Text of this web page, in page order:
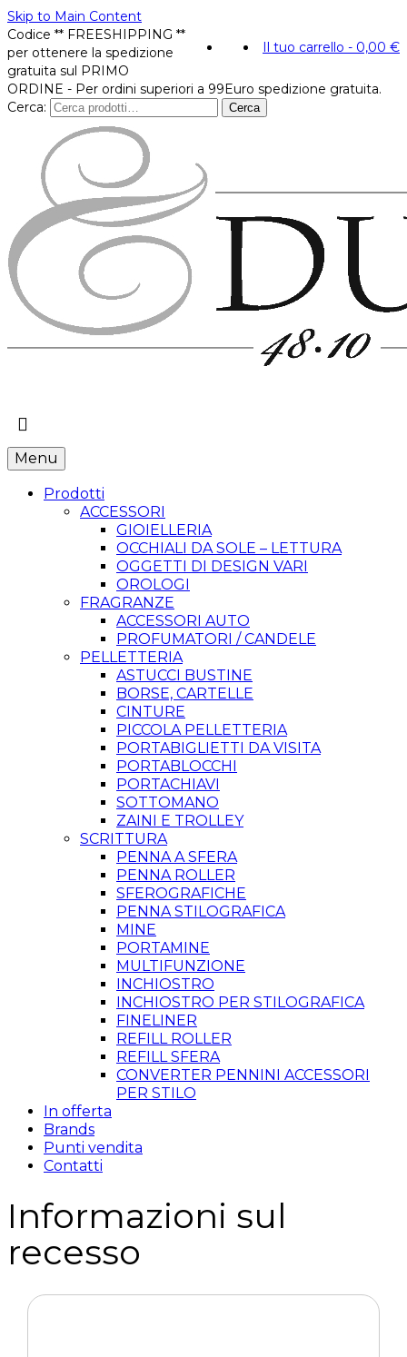
Skip to Main Content
Il tuo carrello - 0,00 €
Codice ** FREESHIPPING **
per ottenere la spedizione
gratuita sul PRIMO
ORDINE - Per ordini superiori a 99Euro spedizione gratuita.
Cerca:
Cerca
Menu
Prodotti
ACCESSORI
GIOIELLERIA
OCCHIALI DA SOLE – LETTURA
OGGETTI DI DESIGN VARI
OROLOGI
FRAGRANZE
ACCESSORI AUTO
PROFUMATORI / CANDELE
PELLETTERIA
ASTUCCI BUSTINE
BORSE, CARTELLE
CINTURE
PICCOLA PELLETTERIA
PORTABIGLIETTI DA VISITA
PORTABLOCCHI
PORTACHIAVI
SOTTOMANO
ZAINI E TROLLEY
SCRITTURA
PENNA A SFERA
PENNA ROLLER
SFEROGRAFICHE
PENNA STILOGRAFICA
MINE
PORTAMINE
MULTIFUNZIONE
INCHIOSTRO
INCHIOSTRO PER STILOGRAFICA
FINELINER
REFILL ROLLER
REFILL SFERA
CONVERTER PENNINI ACCESSORI
PER STILO
In offerta
Brands
Punti vendita
Contatti
Informazioni sul
recesso